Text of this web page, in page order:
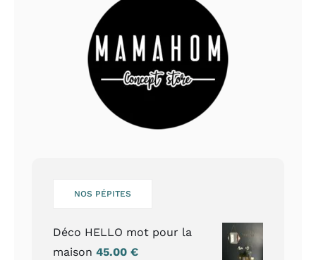
NOS PÉPITES
Déco HELLO mot pour la
maison 45.00€